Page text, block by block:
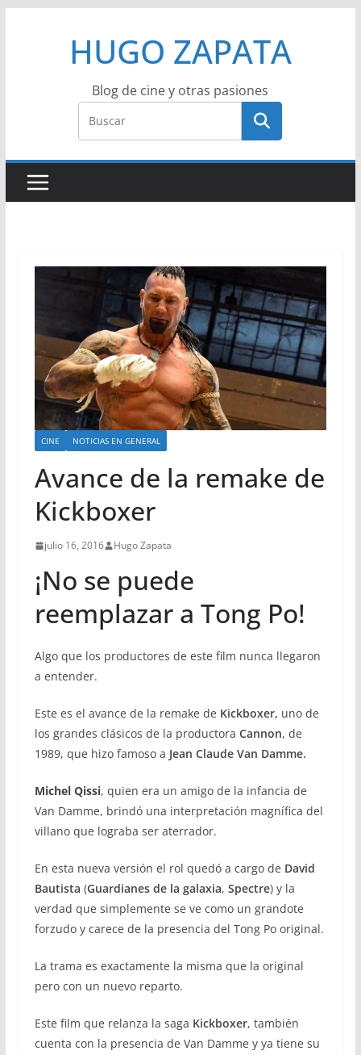
HUGO ZAPATA
Blog de cine y otras pasiones
CINE NOTICIAS EN GENERAL
Avance de la remake de
Kickboxer
julio 16, 2016 Hugo Zapata
¡No se puede
reemplazar a Tong Po!
Algo que los productores de este film nunca llegaron
a entender.
Este es el avance de la remake de Kickboxer, uno de
los grandes clásicos de la productora Cannon, de
1989, que hizo famoso a Jean Claude Van Damme.
Michel Qissi, quien era un amigo de la infancia de
Van Damme, brindó una interpretación magnífica del
villano que lograba ser aterrador.
En esta nueva versión el rol quedó a cargo de David
Bautista (Guardianes de la galaxia, Spectre) y la
verdad que simplemente se ve como un grandote
forzudo y carece de la presencia del Tong Po original.
La trama es exactamente la misma que la original
pero con un nuevo reparto.
Este film que relanza la saga Kickboxer, también
cuenta con la presencia de Van Damme y ya tiene su